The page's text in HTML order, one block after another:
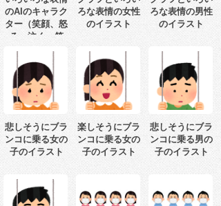
のAIのキャラク
ター（笑顔、怒
る、泣く、笑
ろな表情の女性
のイラスト
ろな表情の男性
のイラスト
悲しそうにブラ
ンコに乗る女の
子のイラスト
楽しそうにブラ
ンコに乗る女の
子のイラスト
悲しそうにブラ
ンコに乗る男の
子のイラスト